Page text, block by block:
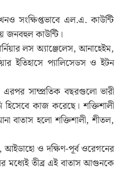
সংক্ষিপ্তভাবে এল.এ. কাউন্টি
জনবহুল কাউন্টি।
লস অ্যাঞ্জেলেস, আনাহেইম,
ইতিহাসে প্যালিসেডস ও ইটন
সাম্প্রতিক বছরগুলো ভারী
কাজ করেছে। শক্তিশালী
বাতাস হলো শক্তিশালী, শীতল,
আইডাহো ও দক্ষিণ-পূর্ব ওরেগনের
মধ্যেই তীব্র এই বাতাস আগুনকে